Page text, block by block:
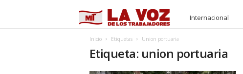
T
Internacional
Inicio Etiquetas Union portuaria
Etiqueta: union portuaria